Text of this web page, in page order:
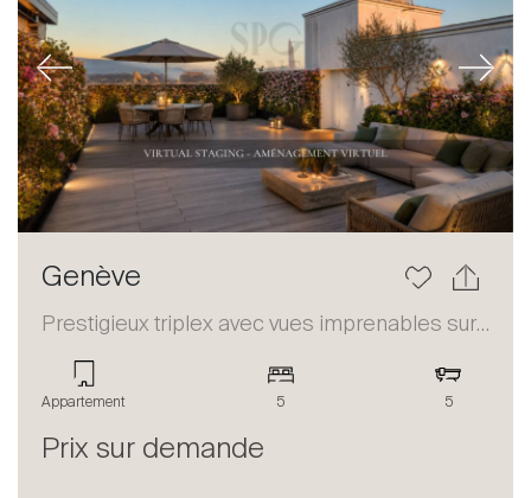
Previous Next
Genève
Prestigieux triplex avec vues imprenables sur le lac et les Alpes
Appartement 5 5
Prix sur demande